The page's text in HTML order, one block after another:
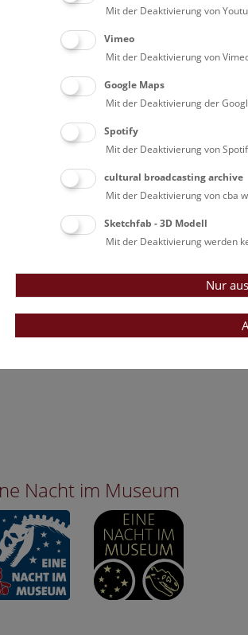
keine Ergebnisse. Dienstags ist
Nacht im Museum
Mit der Deaktivierung von
Vimeo
Mit der Deaktivierung von
Google Maps
Mit der Deaktivierung der
Spotify
Mit der Deaktivierung von
cultural broadcasting archive
Mit der Deaktivierung von cba
Sketchfab - 3D Modell
Mit der Deaktivierung werden
Nur